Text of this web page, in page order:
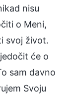
nisu
o Meni,
svoj život.
će o
sam davno
Svoju